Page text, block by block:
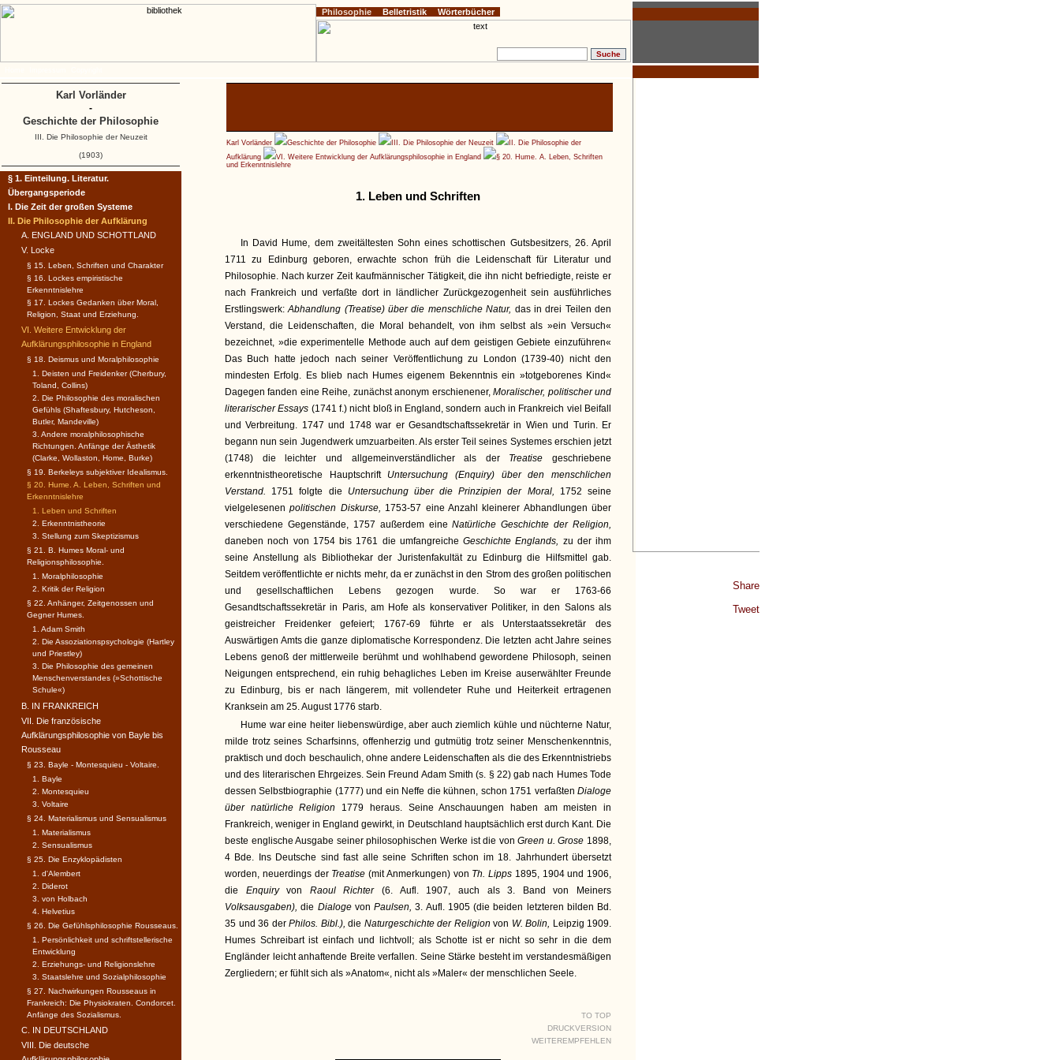
Share
Tweet
Karl Vorländer Geschichte der Philosophie III. Die Philosophie der Neuzeit
II. Die Philosophie der
Aufklärung
VI. Weitere Entwicklung der Aufklärungsphilosophie in England
§ 20. Hume. A. Leben, Schriften
und Erkenntnislehre
1. Leben und Schriften
In David Hume, dem zweitältesten Sohn eines schottischen Gutsbesitzers, 26. April
1711 zu Edinburg geboren, erwachte schon früh die Leidenschaft für Literatur und
Philosophie. Nach kurzer Zeit kaufmännischer Tätigkeit, die ihn nicht befriedigte, reiste er
nach Frankreich und verfaßte dort in ländlicher Zurückgezogenheit sein ausführliches
Erstlingswerk:Abhandlung (Treatise) über die menschliche Natur, das in drei Teilen den
Verstand, die Leidenschaften, die Moral behandelt, von ihm selbst als »ein Versuch«
bezeichnet, »die experimentelle Methode auch auf dem geistigen Gebiete einzuführen«
Das Buch hatte jedoch nach seiner Veröffentlichung zu London (1739-40) nicht den
mindesten Erfolg. Es blieb nach Humes eigenem Bekenntnis ein »totgeborenes Kind«
Dagegen fanden eine Reihe, zunächst anonym erschienener,Moralischer, politischer und
literarischer Essays (1741 f.) nicht bloß in England, sondern auch in Frankreich viel Beifall
und Verbreitung. 1747 und 1748 war er Gesandtschaftssekretär in Wien und Turin. Er
begann nun sein Jugendwerk umzuarbeiten. Als erster Teil seines Systemes erschien jetzt
(1748) die leichter und allgemeinverständlicher als der Treatise geschriebene
erkenntnistheoretische Hauptschrift Untersuchung (Enquiry) über den menschlichen
Verstand. 1751 folgte die Untersuchung über die Prinzipien der Moral, 1752 seine
vielgelesenenpolitischen Diskurse, 1753-57 eine Anzahl kleinerer Abhandlungen über
verschiedene Gegenstände, 1757 außerdem eineNatürliche Geschichte der Religion,
daneben noch von 1754 bis 1761 die umfangreiche Geschichte Englands, zu der ihm
seine Anstellung als Bibliothekar der Juristenfakultät zu Edinburg die Hilfsmittel gab.
Seitdem veröffentlichte er nichts mehr, da er zunächst in den Strom des großen politischen
und gesellschaftlichen Lebens gezogen wurde. So war er 1763-66
Gesandtschaftssekretär in Paris, am Hofe als konservativer Politiker, in den Salons als
geistreicher Freidenker gefeiert; 1767-69 führte er als Unterstaatssekretär des
Auswärtigen Amts die ganze diplomatische Korrespondenz. Die letzten acht Jahre seines
Lebens genoß der mittlerweile berühmt und wohlhabend gewordene Philosoph, seinen
Neigungen entsprechend, ein ruhig behagliches Leben im Kreise auserwählter Freunde
zu Edinburg, bis er nach längerem, mit vollendeter Ruhe und Heiterkeit ertragenen
Kranksein am 25. August 1776 starb.
Hume war eine heiter liebenswürdige, aber auch ziemlich kühle und nüchterne Natur,
milde trotz seines Scharfsinns, offenherzig und gutmütig trotz seiner Menschenkenntnis,
praktisch und doch beschaulich, ohne andere Leidenschaften als die des Erkenntnistriebs
und des literarischen Ehrgeizes. Sein Freund Adam Smith (s. § 22) gab nach Humes Tode
dessen Selbstbiographie (1777) und ein Neffe die kühnen, schon 1751 verfaßten Dialoge
über natürliche Religion 1779 heraus. Seine Anschauungen haben am meisten in
Frankreich, weniger in England gewirkt, in Deutschland hauptsächlich erst durch Kant. Die
beste englische Ausgabe seiner philosophischen Werke ist die vonGreen u. Grose 1898,
4 Bde. Ins Deutsche sind fast alle seine Schriften schon im 18. Jahrhundert übersetzt
worden, neuerdings der Treatise (mit Anmerkungen) von Th. Lipps 1895, 1904 und 1906,
die Enquiryvon Raoul Richter(6. Aufl. 1907, auch als 3. Band von Meiners
Volksausgaben),die Dialoge von Paulsen,3. Aufl. 1905 (die beiden letzteren bilden Bd.
35 und 36 der Philos. Bibl.), die Naturgeschichte der Religion von W. Bolin, Leipzig 1909.
Humes Schreibart ist einfach und lichtvoll; als Schotte ist er nicht so sehr in die dem
Engländer leicht anhaftende Breite verfallen. Seine Stärke besteht im verstandesmäßigen
Zergliedern; er fühlt sich als »Anatom«, nicht als »Maler« der menschlichen Seele.
TO TOP
DRUCKVERSION
WEITEREMPFEHLEN
§ 1. Einteilung. Literatur.
Übergangsperiode
I. Die Zeit der großen Systeme
II. Die Philosophie der Aufklärung
A. ENGLAND UND SCHOTTLAND
V. Locke
§ 15. Leben, Schriften und Charakter
§ 16. Lockes empiristische
Erkenntnislehre
§ 17. Lockes Gedanken über Moral,
Religion, Staat und Erziehung.
VI. Weitere Entwicklung der
Aufklärungsphilosophie in England
§ 18. Deismus und Moralphilosophie
1. Deisten und Freidenker (Cherbury,
Toland, Collins)
2. Die Philosophie des moralischen
Gefühls (Shaftesbury, Hutcheson,
Butler, Mandeville)
3. Andere moralphilosophische
Richtungen. Anfänge der Ästhetik
(Clarke, Wollaston, Home, Burke)
§ 19. Berkeleys subjektiver Idealismus.
§ 20. Hume. A. Leben, Schriften und
Erkenntnislehre
1. Leben und Schriften
2. Erkenntnistheorie
3. Stellung zum Skeptizismus
§ 21. B. Humes Moral- und
Religionsphilosophie.
1. Moralphilosophie
2. Kritik der Religion
§ 22. Anhänger, Zeitgenossen und
Gegner Humes.
1. Adam Smith
2. Die Assoziationspsychologie (Hartley
und Priestley)
3. Die Philosophie des gemeinen
Menschenverstandes (»Schottische
Schule«)
B. IN FRANKREICH
VII. Die französische
Aufklärungsphilosophie von Bayle bis
Rousseau
§ 23. Bayle - Montesquieu - Voltaire.
1. Bayle
2. Montesquieu
3. Voltaire
§ 24. Materialismus und Sensualismus
1. Materialismus
2. Sensualismus
§ 25. Die Enzyklopädisten
1. d'Alembert
2. Diderot
3. von Holbach
4. Helvetius
§ 26. Die Gefühlsphilosophie Rousseaus.
1. Persönlichkeit und schriftstellerische
Entwicklung
2. Erziehungs- und Religionslehre
3. Staatslehre und Sozialphilosophie
§ 27. Nachwirkungen Rousseaus in
Frankreich: Die Physiokraten. Condorcet.
Anfänge des Sozialismus.
C. IN DEUTSCHLAND
VIII. Die deutsche
Philosophie Belletristik Wörterbücher
Karl Vorländer
-
Geschichte der Philosophie
III. Die Philosophie der Neuzeit
(1903)